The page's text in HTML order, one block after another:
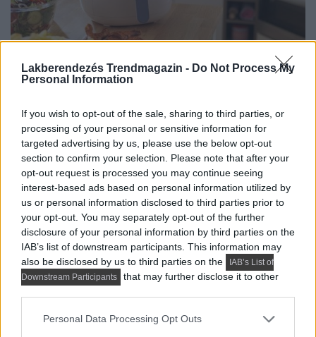
Lakberendezés Trendmagazin - Do Not Process My
Personal Information
If you wish to opt-out of the sale, sharing to third parties, or
processing of your personal or sensitive information for
targeted advertising by us, please use the below opt-out
section to confirm your selection. Please note that after your
opt-out request is processed you may continue seeing
interest-based ads based on personal information utilized by
us or personal information disclosed to third parties prior to
your opt-out. You may separately opt-out of the further
disclosure of your personal information by third parties on the
IAB’s list of downstream participants. This information may
also be disclosed by us to third parties on the
IAB’s List of
Downstream Participants
that may further disclose it to other
Please note that this website/app uses one or more Google
Personal Data Processing Opt Outs
Olaj nélküli olajsütő és további háztartástechnikai
Modern lakberendezés
Ezek a cikkek is érdekelhetnek: